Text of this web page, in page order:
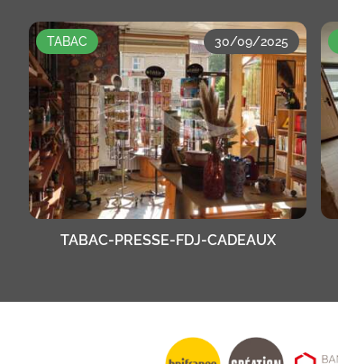
TABAC 30/09/2025
TABAC-PRESSE-FDJ-CADEAUX